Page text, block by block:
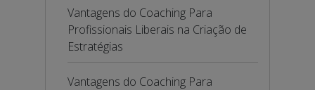
Vantagens do Coaching Para
Profissionais Liberais na Criação de
Estratégias
Vantagens do Coaching Para